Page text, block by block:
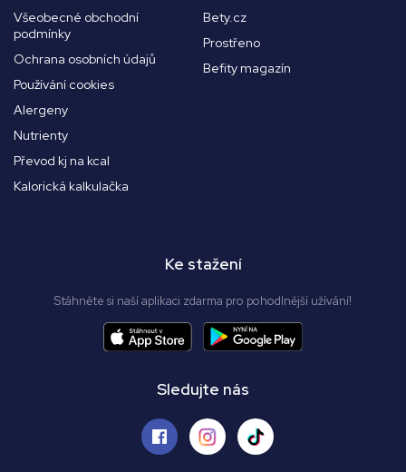
Všeobecné obchodní
podmínky
Ochrana osobních údajů
Používání cookies
Alergeny
Nutrienty
Převod kj na kcal
Kalorická kalkulačka
Bety.cz
Prostřeno
Befity magazín
Ke stažení
Stáhněte si naší aplikaci zdarma pro pohodlnější užívání!
Sledujte nás